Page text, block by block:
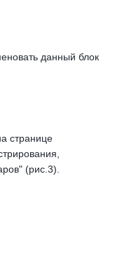
данный блок
странице
(рис.3).